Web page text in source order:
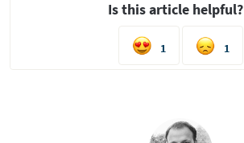
Is this article helpful?
1 1